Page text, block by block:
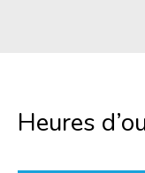
Heures